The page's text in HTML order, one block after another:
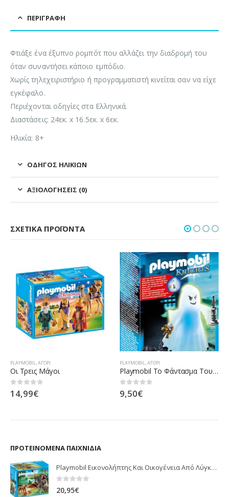
ΠΕΡΙΓΡΑΦΉ
Φτιάξε ένα έξυπνο ρομπότ που αλλάζει την διαδρομή του
όταν συναντήσει κάποιο εμπόδιο.
Χωρίς τηλεχειριστήριο ή προγραμματιστή κινείται σαν να είχε
εγκέφαλο.
Περιέχονται οδηγίες στα Ελληνικά.
Διαστάσεις: 24εκ. x 16.5εκ. x 6εκ.
Ηλικία: 8+
ΟΔΗΓΌΣ ΗΛΙΚΙΏΝ
ΑΞΙΟΛΟΓΉΣΕΙΣ (0)
ΣΧΕΤΙΚΆ ΠΡΟΪΌΝΤΑ
PLAYMOBIL,ΑΓΌΡΙ
Οι Τρεις Μάγοι
0 out of 5
14,99€
PLAYMOBIL,ΑΓΌΡΙ
Playmobil Το Φάντασμα Του Πύργου (Με Πολύχρωμο Φωτισμό LED)
0out of 5
9,50€
ΠΡΟΤΕΙΝΌΜΕΝΑ ΠΑΙΧΝΊΔΙΑ
Playmobil Εικονολήπτης Και Οικογένεια Από Λύγκες 5561
0 out of 5
20,95€